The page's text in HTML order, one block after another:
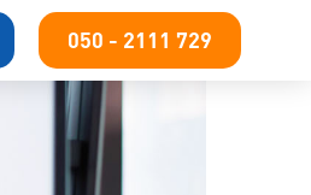
050 - 2111 729